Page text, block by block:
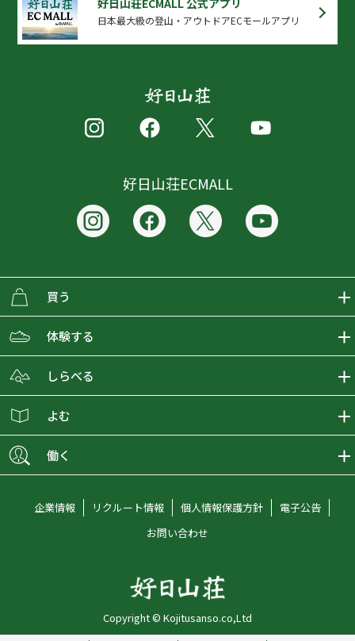
好日山荘ECMALL 公式アプリ
日本最大級の登山・アウトドアECモールアプリ
好日山荘ECMALL
買う
ECMALLの商品をさがす
取り扱いブランド一覧
ショップブログ
会員募集
体験する
おとな女子登山部
グラビティリサーチ
しらべる
登山レポート
オンラインコンシェルジュ
よむ
働く
アルバイト採用情報
社員メッセージ
企業情報 リクルート情報 個人情報保護方針
電子公告
お問い合わせ
Copyright © Kojitusanso.co,Ltd